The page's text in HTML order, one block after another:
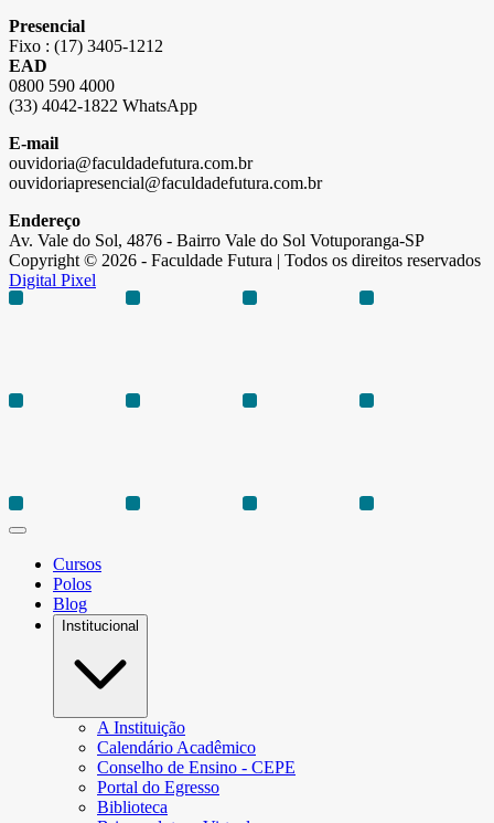
Presencial
Fixo : (17) 3405-1212
EAD
0800 590 4000
(33) 4042-1822 WhatsApp
E-mail
ouvidoria@faculdadefutura.com.br
ouvidoriapresencial@faculdadefutura.com.br
Endereço
Av. Vale do Sol, 4876 - Bairro Vale do Sol Votuporanga-SP
Copyright © 2026 - Faculdade Futura | Todos os direitos reservados
Digital Pixel
Cursos
Polos
Blog
Institucional
A Instituição
Calendário Acadêmico
Conselho de Ensino - CEPE
Portal do Egresso
Biblioteca